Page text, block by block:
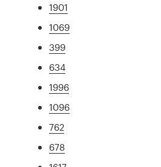
1901
1069
399
634
1996
1096
762
678